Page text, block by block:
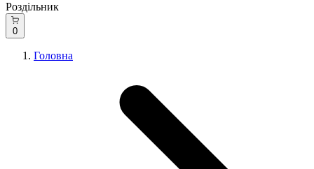
Роздільник
0
Головна